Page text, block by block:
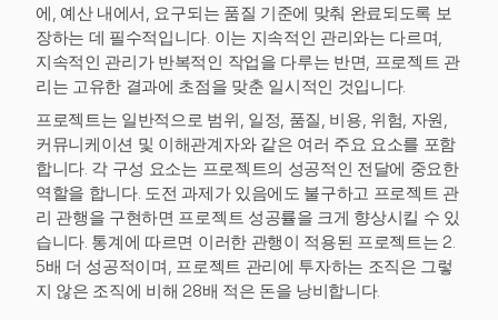
에, 예산 내에서, 요구되는 품질 기준에 맞춰 완료되도록 보
장하는 데 필수적입니다. 이는 지속적인 관리와는 다르며,
지속적인 관리가 반복적인 작업을 다루는 반면, 프로젝트 관
리는 고유한 결과에 초점을 맞춘 일시적인 것입니다.
프로젝트는 일반적으로 범위, 일정, 품질, 비용, 위험, 자원,
커뮤니케이션 및 이해관계자와 같은 여러 주요 요소를 포함
합니다. 각 구성 요소는 프로젝트의 성공적인 전달에 중요한
역할을 합니다. 도전 과제가 있음에도 불구하고 프로젝트 관
리 관행을 구현하면 프로젝트 성공률을 크게 향상시킬 수 있
습니다. 통계에 따르면 이러한 관행이 적용된 프로젝트는 2.
5배 더 성공적이며, 프로젝트 관리에 투자하는 조직은 그렇
지 않은 조직에 비해 28배 적은 돈을 낭비합니다.